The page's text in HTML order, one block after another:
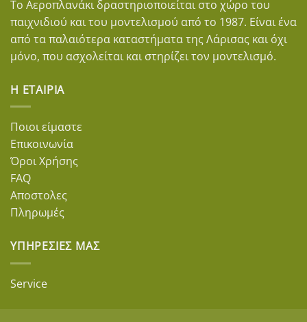
Το Αεροπλανάκι δραστηριοποιείται στο χώρο του
παιχνιδιού και του μοντελισμού από το 1987. Είναι ένα
από τα παλαιότερα καταστήματα της Λάρισας και όχι
μόνο, που ασχολείται και στηρίζει τον μοντελισμό.
Η ΕΤΑΙΡΊΑ
Ποιοι είμαστε
Επικοινωνία
Όροι Χρήσης
FAQ
Αποστολες
Πληρωμές
ΥΠΗΡΕΣΊΕΣ ΜΑΣ
Service